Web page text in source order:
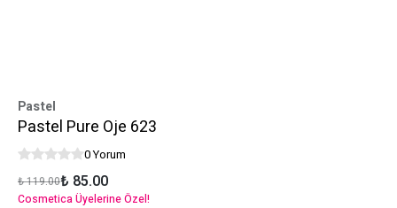
Pastel
Pastel Pure Oje 623
0 Yorum
₺ 119.00₺ 85.00
Cosmetica Üyelerine Özel!